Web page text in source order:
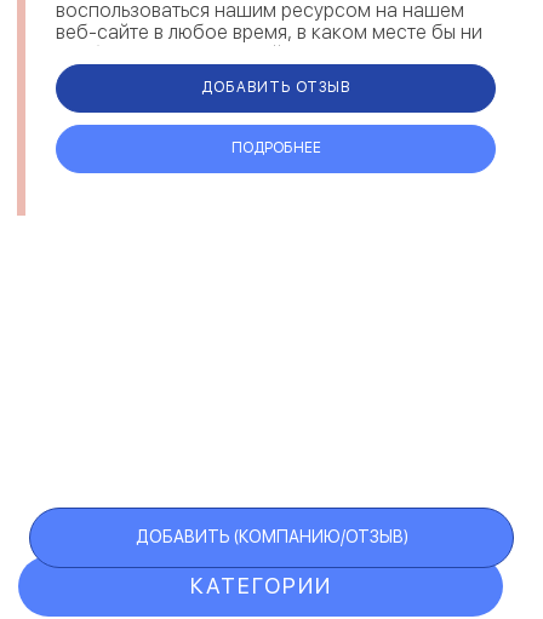
воспользоваться нашим ресурсом на нашем
веб-сайте в любое время, в каком месте бы ни
пребывали. Если вам действ...
ДОБАВИТЬ ОТЗЫВ
ПОДРОБНЕЕ
КАТЕГОРИИ
ДОБАВИТЬ (КОМПАНИЮ/ОТЗЫВ)